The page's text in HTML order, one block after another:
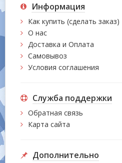
Информация
Как купить (сделать заказ)
О нас
Доставка и Оплата
Самовывоз
Условия соглашения
Служба поддержки
Обратная связь
Карта сайта
Дополнительно